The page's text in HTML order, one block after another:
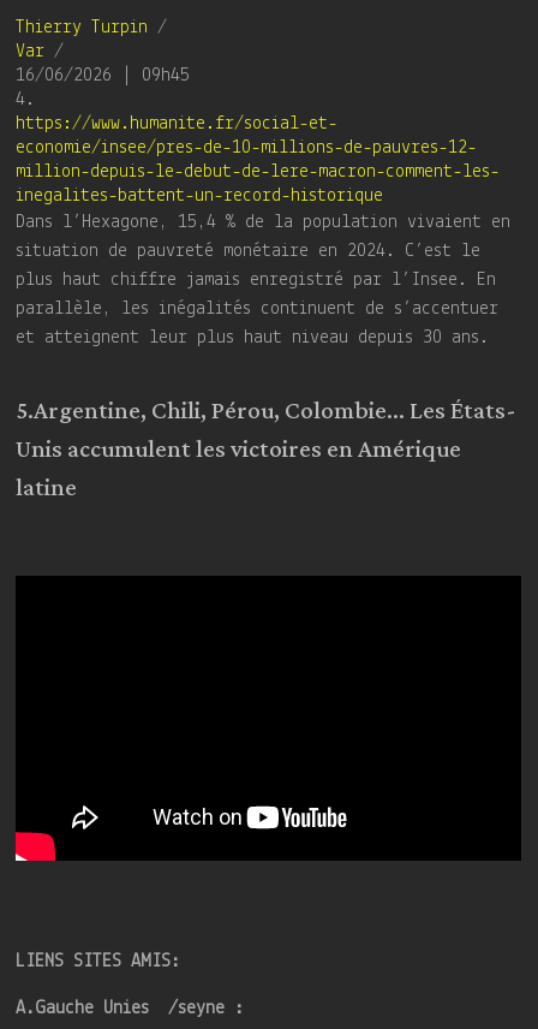
Thierry Turpin /
Var /
16/06/2026 | 09h45
4.
https://www.humanite.fr/social-et-
economie/insee/pres-de-10-millions-de-pauvres-12-
million-depuis-le-debut-de-lere-macron-comment-les-
inegalites-battent-un-record-historique
Dans l’Hexagone, 15,4 % de la population vivaient en
situation de pauvreté monétaire en 2024. C’est le
plus haut chiffre jamais enregistré par l’Insee. En
parallèle, les inégalités continuent de s’accentuer
et atteignent leur plus haut niveau depuis 30 ans.
5.Argentine, Chili, Pérou, Colombie… Les États-
Unis accumulent les victoires en Amérique
latine
LIENS SITES AMIS:
A.Gauche Unies /seyne :